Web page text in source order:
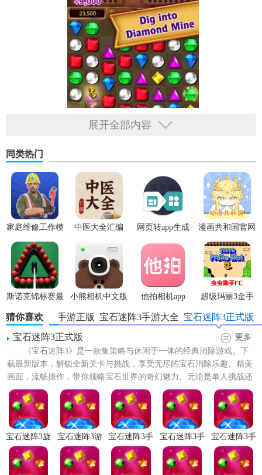
【宝石迷阵3手游正式版功能】
1. 经典模式：传统三消玩法，简单易懂，适合所有年龄段玩
家。
2. 限时挑战：在限定时间内完成特定任务，挑战高分。
3. 无限模式：无限制关卡，持续挑战自我，看你能走多远。
4. 宝石收集：收集特殊宝石，触发强力效果，帮助过关。
5. 好友对战：与好友一决高下，比拼消除技巧。
【宝石迷阵3手游正式版内容】
1. 多种宝石类型：包括普通宝石、彩色宝石、爆炸宝石等，
每种宝石具有独特效果。
2. 精美画面：绚丽多彩的宝石设计，搭配动感的背景音乐，
营造沉浸式游戏氛围。
展开全部内容
同类热门
家庭维修工作模
拟器
中医大全汇编
网页转app生成
(fusionapp)v2.0.0
漫画共和国官网
正版
斯诺克锦标赛最
新版
小熊相机中文版 他拍相机app
超级玛丽3金手
指版
猜你喜欢 宝石迷阵3正式版
宝石迷阵3手游大全
宝石迷阵3手游正版
宝石迷阵3正式版
更多
《宝石迷阵3》是一款集策略与休闲于一体的经典消除游戏。下
载最新版本，解锁全新关卡与挑战，享受无尽的宝石消除乐趣。精美
画面，流畅操作，带你领略宝石世界的奇幻魅力。无论是单人挑战还
是与朋友竞技，都能找到属...
宝石迷阵3旋
转游戏
宝石迷阵3游
戏免安装
宝石迷阵3手
游正版
宝石迷阵3手
游存档版
宝石迷阵3手
游正式版